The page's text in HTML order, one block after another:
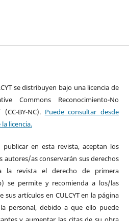
se distribuyen bajo una licencia de
Commons Reconocimiento-No
BY-NC). Puede consultar desde
licencia.
en esta revista, aceptan los
autores/as conservarán sus derechos
la revista el derecho de primera
se permite y recomienda a los/las
sus artículos en CULCYT en la página
personal, debido a que ello puede